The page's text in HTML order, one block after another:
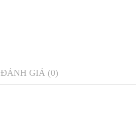
ĐÁNH GIÁ (0)